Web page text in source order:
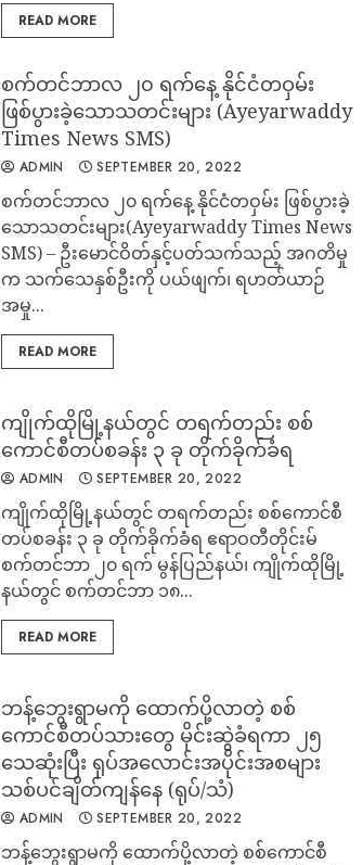
READ MORE
စက်တင်ဘာလ ၂၀ ရက်နေ့ နိုင်ငံတဝှမ်း
ဖြစ်ပွားခဲ့သောသတင်းများ (Ayeyarwaddy
Times News SMS)
ADMIN SEPTEMBER 20, 2022
စက်တင်ဘာလ ၂၀ ရက်နေ့ နိုင်ငံတဝှမ်း ဖြစ်ပွားခဲ့
သောသတင်းများ(Ayeyarwaddy Times News
SMS) – ဦးမောင်ဝိတ်နှင့်ပတ်သက်သည့် အဂတိမှု
က သက်သေနှစ်ဦးကို ပယ်ဖျက်၊ ရဟတ်ယာဉ်
အမှု...
READ MORE
ကျိုက်ထိုမြို့နယ်တွင် တရက်တည်း စစ်
ကောင်စီတပ်စခန်း ၃ ခု တိုက်ခိုက်ခံရ
ADMIN SEPTEMBER 20, 2022
ကျိုက်ထိုမြို့နယ်တွင် တရက်တည်း စစ်ကောင်စီ
တပ်စခန်း ၃ ခု တိုက်ခိုက်ခံရ ဧရာဝတီတိုင်းမ်
စက်တင်ဘာ ၂၀ ရက် မွန်ပြည်နယ်၊ ကျိုက်ထိုမြို့
နယ်တွင် စက်တင်ဘာ ၁၈...
READ MORE
ဘန့်ဘွေးရွာမကို ထောက်ပို့လာတဲ့ စစ်
ကောင်စီတပ်သားတွေ မိုင်းဆွဲခံရကာ ၂၅
သေဆုံးပြီး ရုပ်အလောင်းအပိုင်းအစများ
သစ်ပင်ချိတ်ကျန်နေ (ရုပ်/သံ)
ADMIN SEPTEMBER 20, 2022
ဘန့်ဘွေးရွာမကို ထောက်ပို့လာတဲ့ စစ်ကောင်စီ